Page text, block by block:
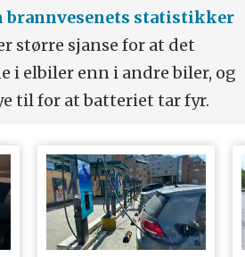
brannvesenets statistikker
større sjanse for at det
i elbiler enn i andre biler, og
til for at batteriet tar fyr.